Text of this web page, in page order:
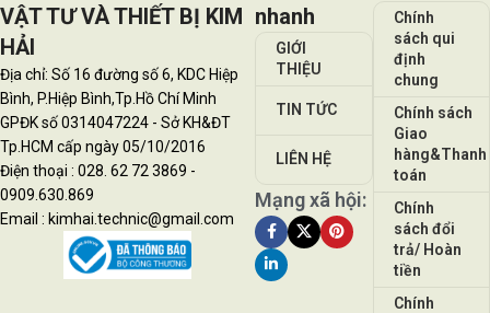
VẬT TƯ VÀ THIẾT BỊ KIM
HẢI
Địa chỉ: Số 16 đường số 6, KDC Hiệp
Bình, P.Hiệp Bình,Tp.Hồ Chí Minh
GPĐK số 0314047224 - Sở KH&ĐT
Tp.HCM cấp ngày 05/10/2016
Điện thoại : 028. 62 72 3869 -
0909.630.869
Email : kimhai.technic@gmail.com
nhanh
GIỚI
THIỆU
TIN TỨC
LIÊN HỆ
Mạng xã hội:
Chính
sách qui
định
chung
Chính sách
Giao
hàng&Thanh
toán
Chính
sách đổi
trả/ Hoàn
tiền
Chính